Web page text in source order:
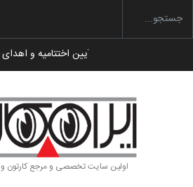
گزارش تصویری آیین اختتامیه و
اولین سایت تخصصی و مرجع کارتون و